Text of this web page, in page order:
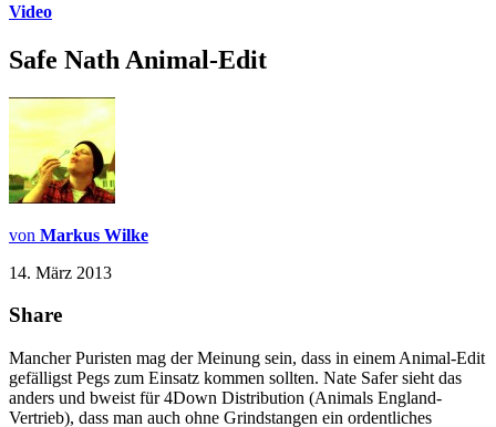
Video
Safe Nath Animal-Edit
von Markus Wilke
14. März 2013
Share
Mancher Puristen mag der Meinung sein, dass in einem Animal-Edit
gefälligst Pegs zum Einsatz kommen sollten. Nate Safer sieht das
anders und bweist für 4Down Distribution (Animals England-
Vertrieb), dass man auch ohne Grindstangen ein ordentliches